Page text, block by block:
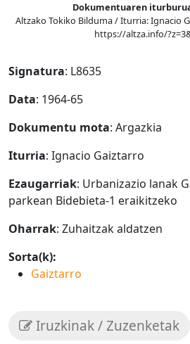
Dokumentuaren
Altzako Tokiko Bilduma / Iturria: Ignacio
https://altza.info/
Signatura: L8635
Data: 1964-65
Dokumentu mota: Argazkia
Iturria: Ignacio Gaiztarro
Ezaugarriak: Urbanizazio lanak
parkean Bidebieta-1 eraikitzeko
Oharrak: Zuhaitzak aldatzen
Sorta(k):
Gaiztarro
Iruzkinak / Zuzenketak